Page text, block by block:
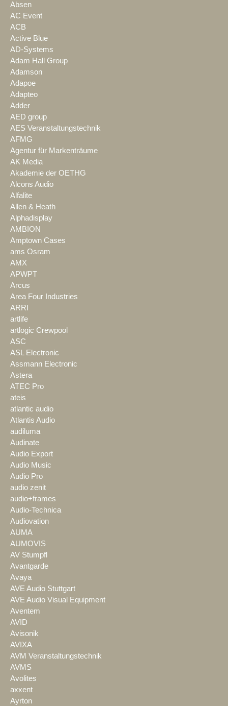
Absen
AC Event
ACB
Active Blue
AD-Systems
Adam Hall Group
Adamson
Adapoe
Adapteo
Adder
AED group
AES Veranstaltungstechnik
AFMG
Agentur für Markenträume
AK Media
Akademie der OETHG
Alcons Audio
Alfalite
Allen & Heath
Alphadisplay
AMBION
Amptown Cases
ams Osram
AMX
APWPT
Arcus
Area Four Industries
ARRI
artlife
artlogic Crewpool
ASC
ASL Electronic
Assmann Electronic
Astera
ATEC Pro
ateis
atlantic audio
Atlantis Audio
audiluma
Audinate
Audio Export
Audio Music
Audio Pro
audio zenit
audio+frames
Audio-Technica
Audiovation
AUMA
AUMOVIS
AV Stumpfl
Avantgarde
Avaya
AVE Audio Stuttgart
AVE Audio Visual Equipment
Aventem
AVID
Avisonik
AVIXA
AVM Veranstaltungstechnik
AVMS
Avolites
axxent
Ayrton